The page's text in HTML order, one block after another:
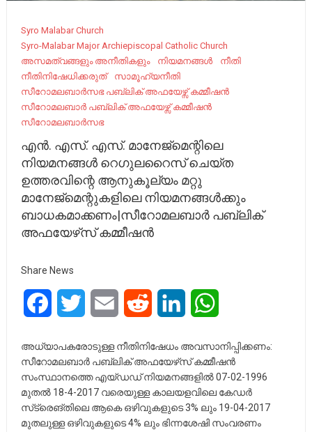
Syro Malabar Church
Syro-Malabar Major Archiepiscopal Catholic Church
അസമത്വങ്ങളും അനീതികളും
നിയമനങ്ങൾ
നീതി
നീതിനിഷേധിക്കരുത്
സാമൂഹ്യനീതി
സീറോമലബാര്‍സഭ പബ്ലിക് അഫയേഴ്സ് കമ്മീഷന്‍
സീറോമലബാർ പബ്ലിക് അഫയേഴ്സ് കമ്മീഷൻ
സീറോമലബാർസഭ
എൻ. എസ്. എസ്. മാനേജ്മെന്റിലെ
നിയമനങ്ങൾ റെഗുലറൈസ് ചെയ്ത
ഉത്തരവിന്റെ ആനുകൂല്യം മറ്റു
മാനേജ്മെന്റുകളിലെ നിയമനങ്ങൾക്കും
ബാധകമാക്കണം|സീറോമലബാർ പബ്ലിക്
അഫയേഴ്‌സ് കമ്മീഷൻ
Share News
FacebookTwitter Email Reddit LinkedIn
അധ്യാപകരോടുള്ള നീതിനിഷേധം അവസാനിപ്പിക്കണം:
സീറോമലബാർ പബ്ലിക് അഫയേഴ്‌സ് കമ്മീഷൻ
സംസ്ഥാനത്തെ എയ്ഡഡ് നിയമനങ്ങളിൽ 07-02-1996
മുതൽ 18-4-2017 വരെയുള്ള കാലയളവിലെ കേഡർ
സ്‌ട്രെങ്തിലെ ആകെ ഒഴിവുകളുടെ 3% ലും 19-04-2017
മുതലുള്ള ഒഴിവുകളുടെ 4% ലും ഭിന്നശേഷി സംവരണം